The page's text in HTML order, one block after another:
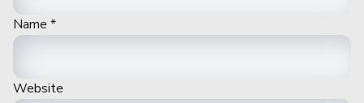
Name *
Website